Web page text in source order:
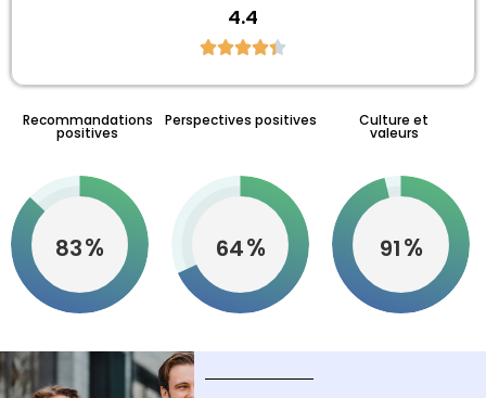
4.4
Recommandations
positives
Perspectives positives Culture et
valeurs
87% 68% 96%